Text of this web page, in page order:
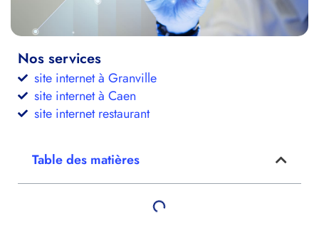
Nos services
site internet à Granville
site internet à Caen
site internet restaurant
Table des matières